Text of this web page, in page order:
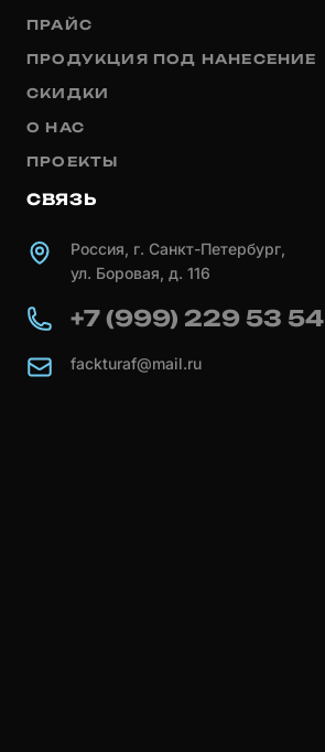
ПРАЙС
ПРОДУКЦИЯ ПОД НАНЕСЕНИЕ
СКИДКИ
О НАС
ПРОЕКТЫ
СВЯЗЬ
Россия, г. Санкт-Петербург,
ул. Боровая, д. 116
+7 (999) 229 53 54
fackturaf@mail.ru